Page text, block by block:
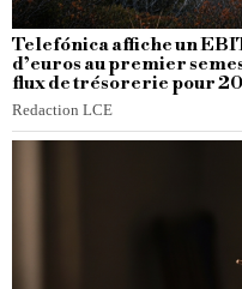
Telefónica affiche un
d’euros au premier
flux de trésorerie pour
Redaction LCE